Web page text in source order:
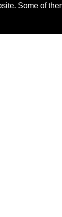
Some of